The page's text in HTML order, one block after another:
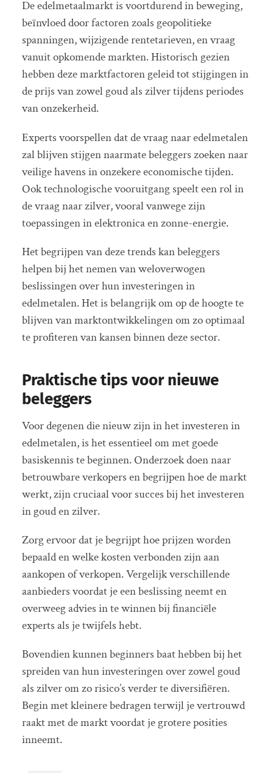
De edelmetaalmarkt is voortdurend in beweging,
beïnvloed door factoren zoals geopolitieke
spanningen, wijzigende rentetarieven, en vraag
vanuit opkomende markten. Historisch gezien
hebben deze marktfactoren geleid tot stijgingen in
de prijs van zowel goud als zilver tijdens periodes
van onzekerheid.
Experts voorspellen dat de vraag naar edelmetalen
zal blijven stijgen naarmate beleggers zoeken naar
veilige havens in onzekere economische tijden.
Ook technologische vooruitgang speelt een rol in
de vraag naar zilver, vooral vanwege zijn
toepassingen in elektronica en zonne-energie.
Het begrijpen van deze trends kan beleggers
helpen bij het nemen van weloverwogen
beslissingen over hun investeringen in
edelmetalen. Het is belangrijk om op de hoogte te
blijven van marktontwikkelingen om zo optimaal
te profiteren van kansen binnen deze sector.
Praktische tips voor nieuwe
beleggers
Voor degenen die nieuw zijn in het investeren in
edelmetalen, is het essentieel om met goede
basiskennis te beginnen. Onderzoek doen naar
betrouwbare verkopers en begrijpen hoe de markt
werkt, zijn cruciaal voor succes bij het investeren
in goud en zilver.
Zorg ervoor dat je begrijpt hoe prijzen worden
bepaald en welke kosten verbonden zijn aan
aankopen of verkopen. Vergelijk verschillende
aanbieders voordat je een beslissing neemt en
overweeg advies in te winnen bij financiële
experts als je twijfels hebt.
Bovendien kunnen beginners baat hebben bij het
spreiden van hun investeringen over zowel goud
als zilver om zo risico’s verder te diversifiëren.
Begin met kleinere bedragen terwijl je vertrouwd
raakt met de markt voordat je grotere posities
inneemt.